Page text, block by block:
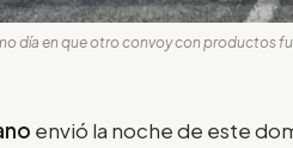
día en que otro convoy con productos
envió la noche de este